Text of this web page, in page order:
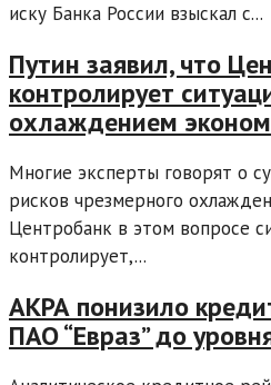
иску Банка России взыскал с...
Путин заявил, что
контролирует
охлаждением
Многие эксперты говорят о
рисков чрезмерного
Центробанк в этом вопросе
контролирует,...
АКРА понизило
ПАО “Евраз” до